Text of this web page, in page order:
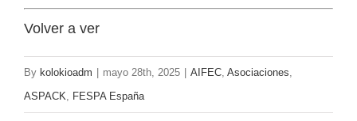
Volver a ver
By kolokioadm mayo 28th, 2025 AIFEC, Asociaciones,
ASPACK, FESPA España